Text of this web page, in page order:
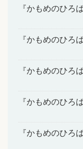
『かもめのひ
『かもめのひ
『かもめのひ
『かもめのひ
『かもめのひ